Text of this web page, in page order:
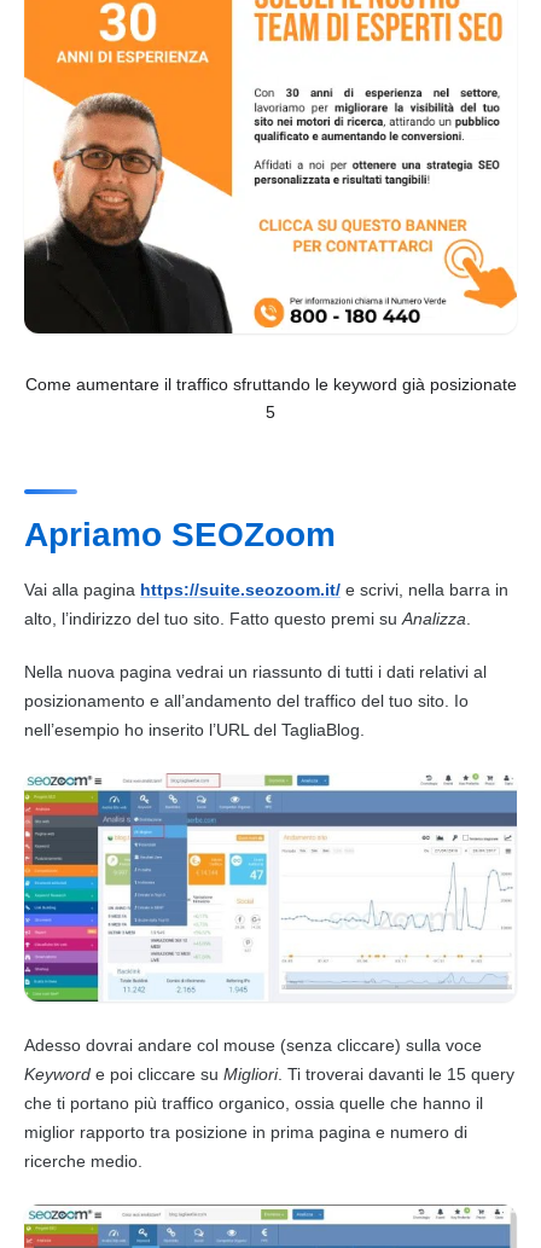
Come aumentare il traffico sfruttando le keyword già posizionate
5
Apriamo SEOZoom
Vai alla pagina https://suite.seozoom.it/ e scrivi, nella barra in
alto, l’indirizzo del tuo sito. Fatto questo premi su Analizza
Nella nuova pagina vedrai un riassunto di tutti i dati relativi al
posizionamento e all’andamento del traffico del tuo sito. Io
nell’esempio ho inserito l’URL del TagliaBlog.
Adesso dovrai andare col mouse (senza cliccare) sulla voce
Keyword e poi cliccare su Migliori. Ti troverai davanti le 15 query
che ti portano più traffico organico, ossia quelle che hanno il
miglior rapporto tra posizione in prima pagina e numero di
ricerche medio.